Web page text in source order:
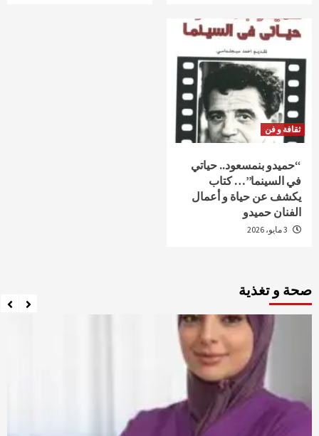
ثقافة و فن
“حميدو بنمسعود.. حياتي
في السينما”… كتاب
يكشف عن حياة و أعمال
الفنان حميدو
صحة و تغذية